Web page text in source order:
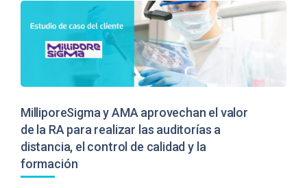
MilliporeSigma y AMA aprovechan el valor
de la RA para realizar las auditorías a
distancia, el control de calidad y la
formación